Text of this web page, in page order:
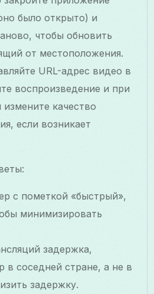
было открыто) и
чтобы обновить
от местоположения.
URL-адрес видео в
воспроизведение и при
качество
если возникает
с пометкой «быстрый»,
минимизировать
задержка,
в соседней стране, а не в
задержку.